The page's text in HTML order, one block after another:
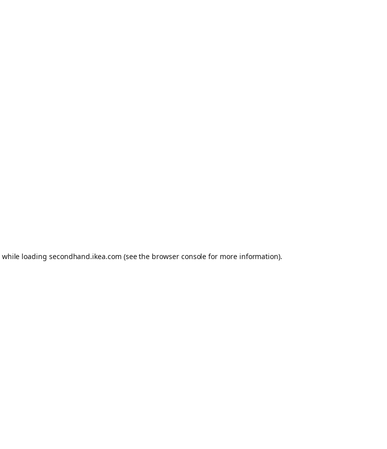
while loading secondhand.ikea.com (see the browser console for more information).